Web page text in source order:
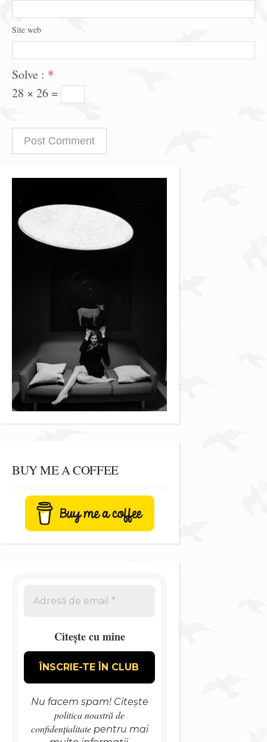
Site web
Solve : *
28 × 26 =
BUY ME A COFFEE
Citește cu mine
Nu facem spam! Citește
politica noastră de
confidențialitatepentru mai